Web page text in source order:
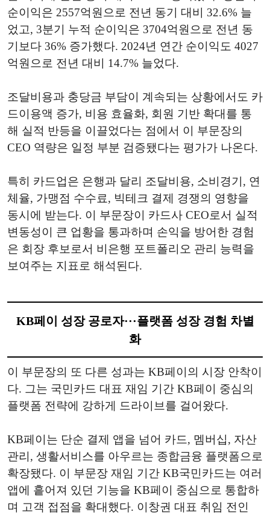
순이익은 2557억원으로 전년 동기 대비 32.6% 늘
었고, 3분기 누적 순이익은 3704억원으로 전년 동
기보다 36% 증가했다. 2024년 연간 순이익도 4027
억원으로 전년 대비 14.7% 늘었다.
조달비용과 충당금 부담이 계속되는 상황에서도 카
드이용액 증가, 비용 효율화, 회원 기반 확대를 통
해 실적 반등을 이끌었다는 점에서 이 부문장의
CEO 역량은 일정 부분 검증됐다는 평가가 나온다.
특히 카드업은 은행과 달리 조달비용, 소비경기, 연
체율, 가맹점 수수료, 빅테크 결제 경쟁의 영향을
동시에 받는다. 이 부문장이 카드사 CEO로서 실적
변동성이 큰 업황을 통과하며 손익을 방어한 경험
은 회장 후보로서 비은행 포트폴리오 관리 능력을
보여주는 지표로 해석된다.
KB페이 성장 공로자···플랫폼 성장 경험 차별
화
이 부문장의 또 다른 성과는 KB페이의 시장 안착이
다. 그는 국민카드 대표 재임 기간 KB페이 중심의
플랫폼 전략에 강하게 드라이브를 걸어왔다.
KB페이는 단순 결제 앱을 넘어 카드, 멤버십, 자산
관리, 생활서비스를 아우르는 종합금융 플랫폼으로
확장됐다. 이 부문장 재임 기간 KB국민카드는 여러
앱에 흩어져 있던 기능을 KB페이 중심으로 통합하
며 고객 접점을 확대했다. 이창권 대표 취임 전인